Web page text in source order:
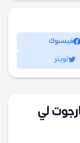
فيسبوك
تويتر
لي